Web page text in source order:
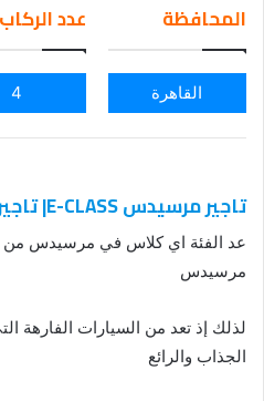
المحافظة
القاهرة
عدد الركاب
4
تاجير مرسيدس E-CLASS| تاجير ليموزين 01099552706
عد الفئة اي كلاس في مرسيدس من
مرسيدس
لذلك إذ تعد من السيارات الفارهة
الجذاب والرائع